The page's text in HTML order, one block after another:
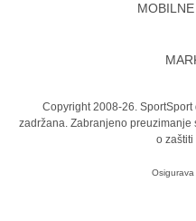
Copyright 2008-26.
zadržana. Zabranjeno
o zaštiti
Osigurava